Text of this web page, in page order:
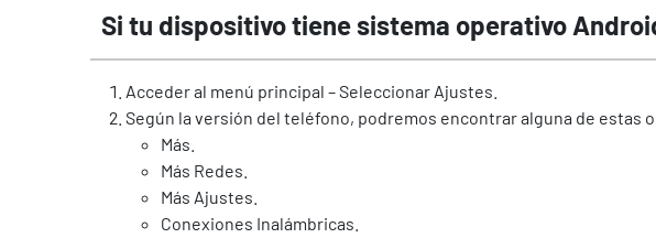
Si tu dispositivo tiene sistema operativo
Acceder al menú principal – Seleccionar Ajustes.
Según la versión del teléfono, podremos encontrar alguna de estas
Más.
Más Redes.
Más Ajustes.
Conexiones Inalámbricas.